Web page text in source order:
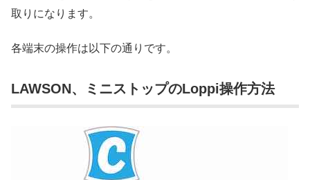
取りになります。
各端末の操作は以下の通りです。
LAWSON、ミニストップのLoppi操作方法